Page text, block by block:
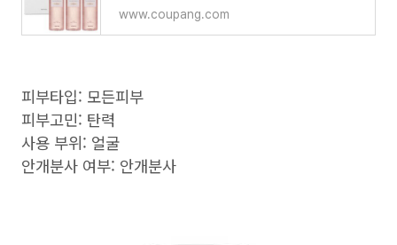
www.coupang.com
피부타입: 모든피부
피부고민: 탄력
사용 부위: 얼굴
안개분사 여부: 안개분사